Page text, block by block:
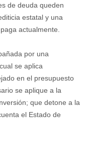
de deuda queden
estatal y una
actualmente.
por una
se aplica
en el presupuesto
se aplique a la
que detone a la
el Estado de